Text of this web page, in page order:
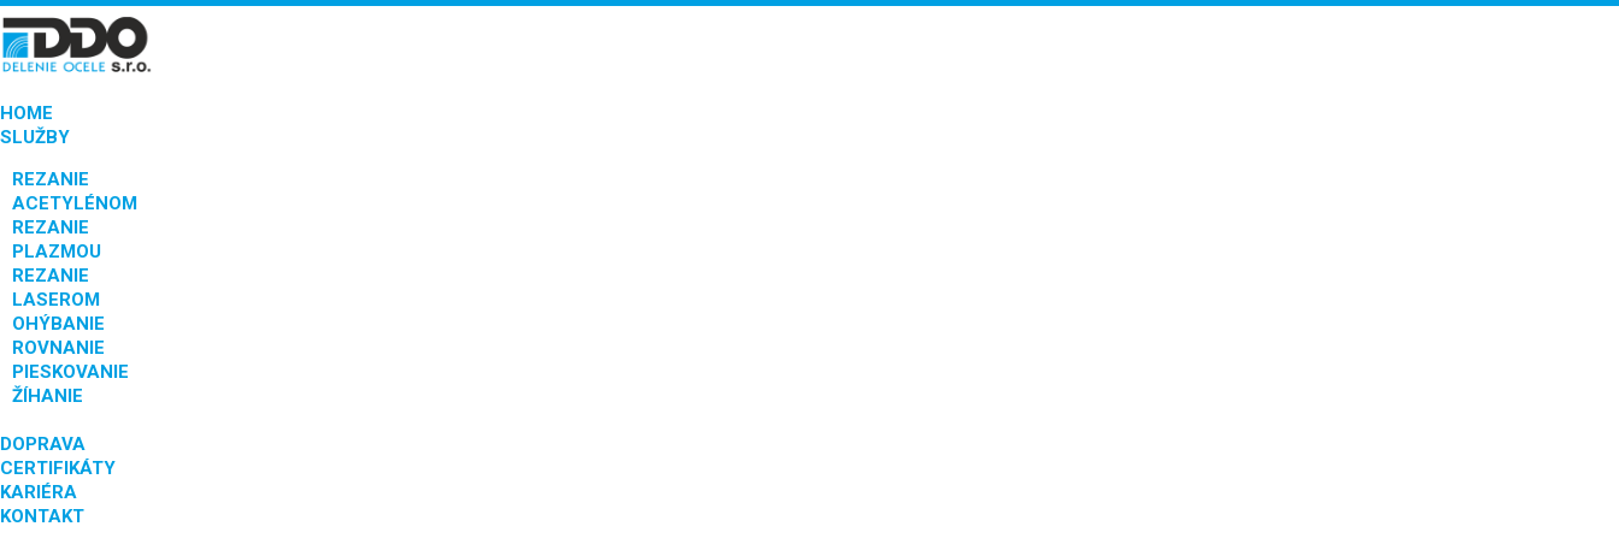
HOME
SLUŽBY
REZANIE
ACETYLÉNOM
REZANIE
PLAZMOU
REZANIE
LASEROM
OHÝBANIE
ROVNANIE
PIESKOVANIE
ŽÍHANIE
DOPRAVA
CERTIFIKÁTY
KARIÉRA
KONTAKT